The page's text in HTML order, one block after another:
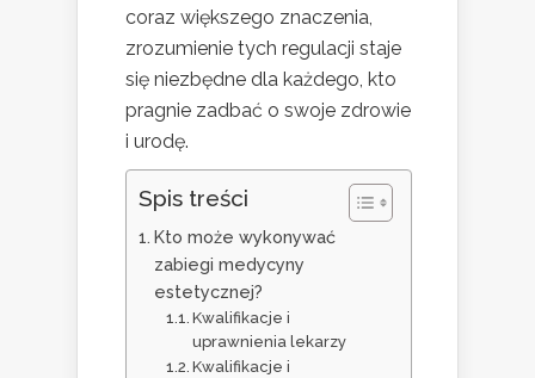
coraz większego znaczenia,
zrozumienie tych regulacji staje
się niezbędne dla każdego, kto
pragnie zadbać o swoje zdrowie
i urodę.
Spis treści
Kto może wykonywać
zabiegi medycyny
estetycznej?
Kwalifikacje i
uprawnienia lekarzy
Kwalifikacje i